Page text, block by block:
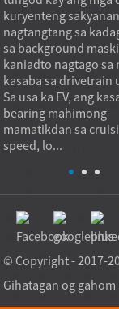
kuryenteng sakyanan
nagtangtang sa
sa background
kaniadto nagtago sa
kasaba sa drivetrain
Sa usa ka EV, ang
bearing mahimong
mamatikdan sa
speed, lo...
© Copyright - 2017-
Gihatagan og gahom